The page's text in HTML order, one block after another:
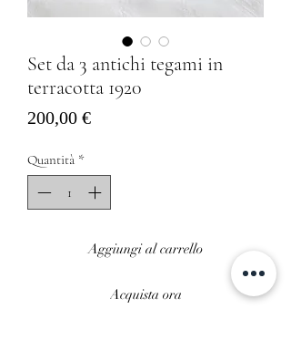
Set da 3 antichi tegami in
terracotta 1920
200,00 €Prezzo
Quantità *
Aggiungi al carrello
Acquista ora